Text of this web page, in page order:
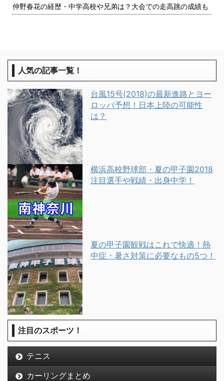
仲野春花の経歴・中学高校や兄弟は？大会での走高跳の成績も
人気の記事一覧！
台風15号(2018)の最新進路とヨー
ロッパ予想！日本上陸の可能性
は？
横浜高校野球部・夏の甲子園2018
注目選手や戦績・出身中学！
夏の甲子園観戦はこれで快適！熱
中症・暑さ対策に必要なもの5つ！
注目のスポーツ！
テニス
カーリングまとめ